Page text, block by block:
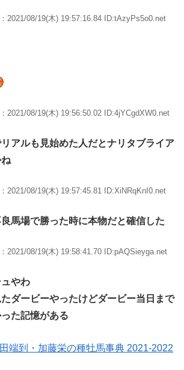
：2021/08/19(木) 19:57:16.84 ID:tAzyPs5o0.net
：2021/08/19(木) 19:56:50.02 ID:4jYCgdXW0.net
アルも見始めた人だとナリタブライア
：2021/08/19(木) 19:57:45.81 ID:XiNRqKnI0.net
馬場で勝った時に本物だと確信した
：2021/08/19(木) 19:58:41.70 ID:pAQSieyga.net
やわ
ダービーやったけどダービー当日まで
た記憶がある
田端到・加藤栄の種牡馬事典 2021-2022